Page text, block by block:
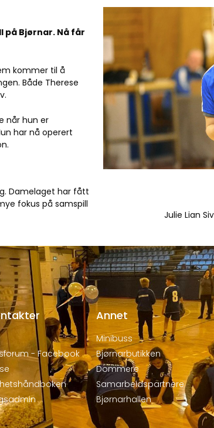
på Bjørnar. Nå får
kommer til å
Både Therese
når hun er
har nå operert
Damelaget har fått
fokus på samspill
Julie Lian
- Facebook
Annet
Minibuss
Bjørnarbutikken
Dommere
Samarbeidspartnere
Bjørnarhallen